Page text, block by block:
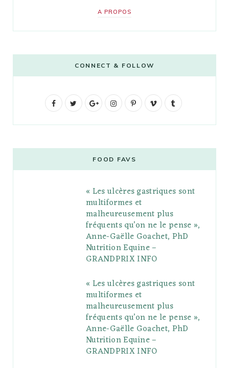
A PROPOS
CONNECT & FOLLOW
F
b
t
G
g
l
e
P
l
s
I
t
a
g
r
a
m
P
e
r
e
s
V
o
l
r
FOOD FAVS
« Les ulcères gastriques sont
multiformes et
malheureusement plus
fréquents qu’on ne le pense »,
Anne-Gaëlle Goachet, PhD
Nutrition Equine –
GRANDPRIX INFO
« Les ulcères gastriques sont
multiformes et
malheureusement plus
fréquents qu’on ne le pense »,
Anne-Gaëlle Goachet, PhD
Nutrition Equine –
GRANDPRIX INFO